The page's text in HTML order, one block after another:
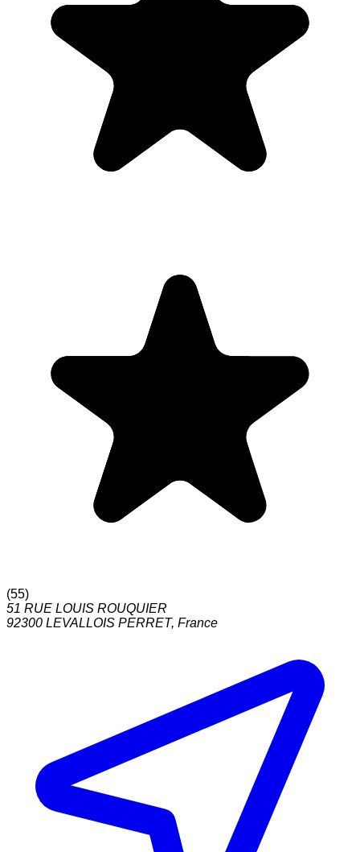
(55)
51 RUE LOUIS ROUQUIER
92300 LEVALLOIS PERRET, France